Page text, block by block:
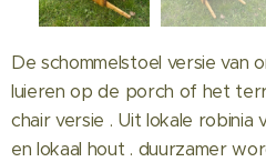
De schommelstoel versie van
luieren op de porch of het
chair versie . Uit lokale robinia
en lokaal hout . duurzamer